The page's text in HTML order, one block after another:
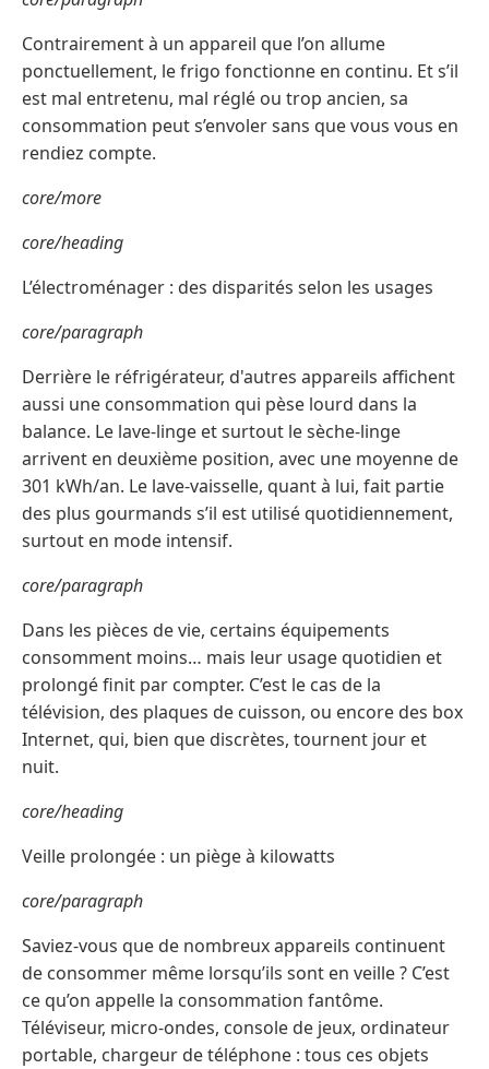
Contrairement à un appareil que l’on allume
ponctuellement, le frigo fonctionne en continu. Et s’il
est mal entretenu, mal réglé ou trop ancien, sa
consommation peut s’envoler sans que vous vous en
rendiez compte.
core/more
core/heading
L’électroménager : des disparités selon les usages
core/paragraph
Derrière le réfrigérateur, d'autres appareils affichent
aussi une consommation qui pèse lourd dans la
balance. Le lave-linge et surtout le sèche-linge
arrivent en deuxième position, avec une moyenne de
301 kWh/an. Le lave-vaisselle, quant à lui, fait partie
des plus gourmands s’il est utilisé quotidiennement,
surtout en mode intensif.
core/paragraph
Dans les pièces de vie, certains équipements
consomment moins… mais leur usage quotidien et
prolongé finit par compter. C’est le cas de la
télévision, des plaques de cuisson, ou encore des box
Internet, qui, bien que discrètes, tournent jour et
nuit.
core/heading
Veille prolongée : un piège à kilowatts
core/paragraph
Saviez-vous que de nombreux appareils continuent
de consommer même lorsqu’ils sont en veille ? C’est
ce qu’on appelle la consommation fantôme.
Téléviseur, micro-ondes, console de jeux, ordinateur
portable, chargeur de téléphone : tous ces objets